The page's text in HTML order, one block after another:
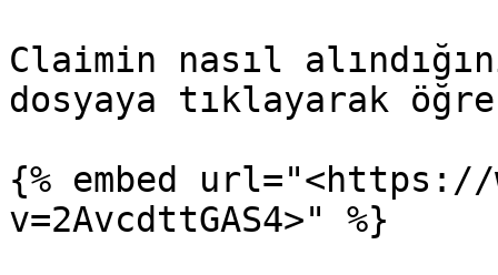
Claimin nasıl
dosyaya tıklayarak
{% embed url="<https://